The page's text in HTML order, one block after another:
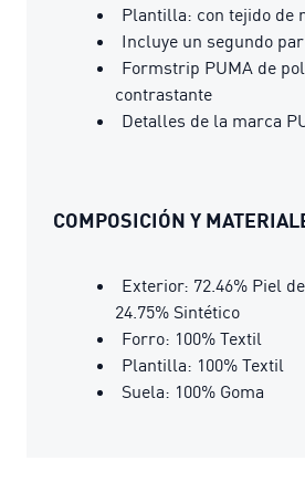
Plantilla: con tejido de
Incluye un segundo
Formstrip PUMA de
contrastante
Detalles de la marca
COMPOSICIÓN Y
Exterior: 72.46% Piel
24.75% Sintético
Forro: 100% Textil
Plantilla: 100% Textil
Suela: 100% Goma